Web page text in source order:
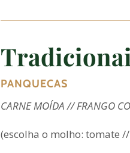
PANQUECAS
CARNE MOÍDA // FRANGO
(escolha o molho: tomate